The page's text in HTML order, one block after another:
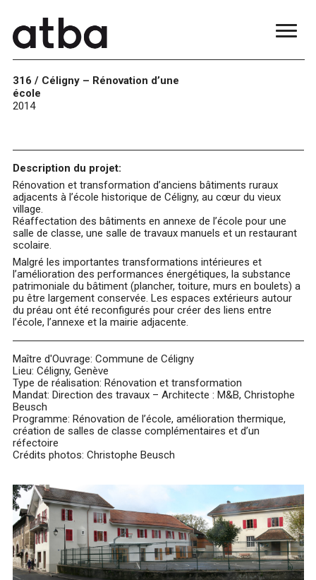
316 / Céligny – Rénovation d’une
école
2014
Description du projet:
Rénovation et transformation d’anciens bâtiments ruraux
adjacents à l’école historique de Céligny, au cœur du vieux
village.
Réaffectation des bâtiments en annexe de l’école pour une
salle de classe, une salle de travaux manuels et un restaurant
scolaire.
Malgré les importantes transformations intérieures et
l’amélioration des performances énergétiques, la substance
patrimoniale du bâtiment (plancher, toiture, murs en boulets) a
pu être largement conservée. Les espaces extérieurs autour
du préau ont été reconfigurés pour créer des liens entre
l’école, l’annexe et la mairie adjacente.
Maître d'Ouvrage: Commune de Céligny
Lieu: Céligny, Genève
Type de réalisation: Rénovation et transformation
Mandat: Direction des travaux – Architecte : M&B, Christophe
Beusch
Programme: Rénovation de l’école, amélioration thermique,
création de salles de classe complémentaires et d’un
réfectoire
Crédits photos: Christophe Beusch